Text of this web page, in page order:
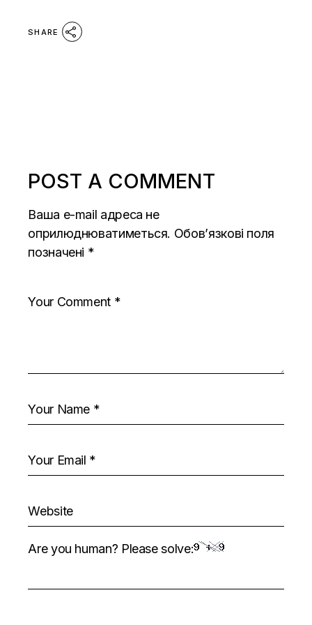
SHARE
POST A COMMENT
Ваша e-mail адреса не
оприлюднюватиметься. Обов’язкові поля
позначені *
Are you human? Please solve: